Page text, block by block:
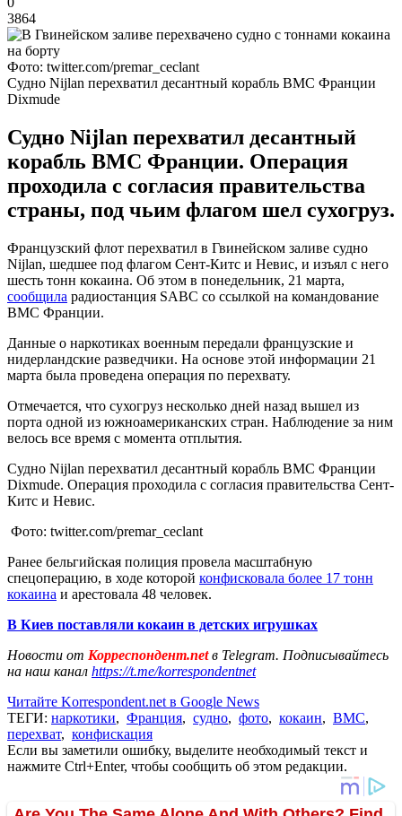
3864
Фото: twitter.com/premar_ceclant
Судно Nijlan перехватил десантный корабль ВМС Франции
Dixmude
Судно Nijlan перехватил десантный
корабль ВМС Франции. Операция
проходила с согласия правительства
страны, под чьим флагом шел сухогруз.
Французский флот перехватил в Гвинейском заливе судно
Nijlan, шедшее под флагом Сент-Китс и Невис, и изъял с него
шесть тонн кокаина. Об этом в понедельник, 21 марта,
сообщила радиостанция SABC со ссылкой на командование
ВМС Франции.
Данные о наркотиках военным передали французские и
нидерландские разведчики. На основе этой информации 21
марта была проведена операция по перехвату.
Отмечается, что сухогруз несколько дней назад вышел из
порта одной из южноамериканских стран. Наблюдение за ним
велось все время с момента отплытия.
Судно Nijlan перехватил десантный корабль ВМС Франции
Dixmude. Операция проходила с согласия правительства Сент-
Китс и Невис.
Фото: twitter.com/premar_ceclant
Ранее бельгийская полиция провела масштабную
спецоперацию, в ходе которой конфисковала более 17 тонн
кокаина и арестовала 48 человек.
В Киев поставляли кокаин в детских игрушках
Новости от Корреспондент.netв Telegram. Подписывайтесь
на наш канал https://t.me/korrespondentnet
Читайте Korrespondent.net в Google News
ТЕГИ: наркотики, Франция, судно, фото, кокаин, ВМС,
перехват, конфискация
Если вы заметили ошибку, выделите необходимый текст и
нажмите Ctrl+Enter, чтобы сообщить об этом редакции.